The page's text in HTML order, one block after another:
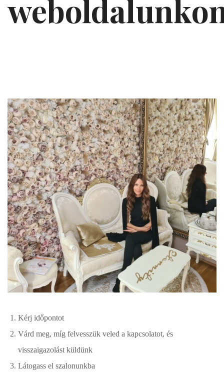
Kérj időpontot
Várd meg, míg felvesszük veled a kapcsolatot, és
visszaigazolást küldünk
Látogass el szalonunkba